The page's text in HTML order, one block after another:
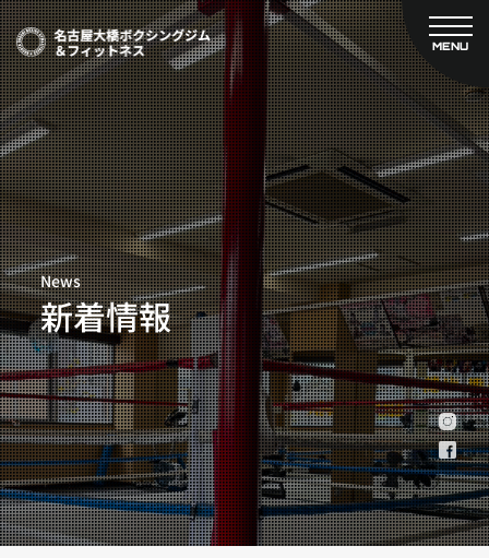
MENU
CLOSE
TOP
新着情報
ご予約
プライベートコース予約
レンタルスタジオ予約
名古屋大橋ボクシングジムについて
大橋弘政プロフィール
スタッフ紹介
料金案内
設備紹介
アクセス
営業時間
トレーナー募集
スポンサー募集
大会チケット購入
キャンペーン
実戦コース
料金システム
フィットネスコース
News
新着情報